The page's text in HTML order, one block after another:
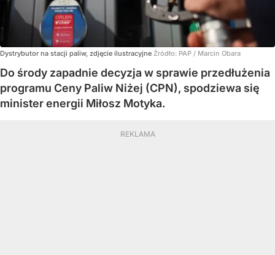
Dystrybutor na stacji paliw, zdjęcie ilustracyjne Źródło: PAP / Marcin Obara
Do środy zapadnie decyzja w sprawie przedłużenia
programu Ceny Paliw Niżej (CPN), spodziewa się
minister energii Miłosz Motyka.